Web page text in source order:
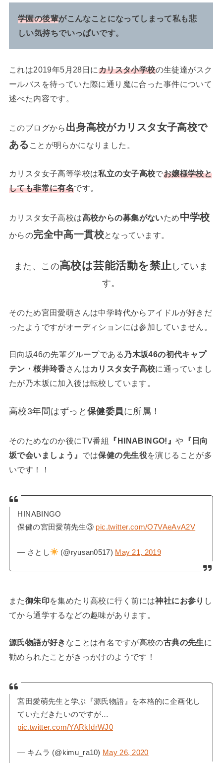
学園の後輩がこんなことになってしまって私も悲
しい気持ちでいっぱいです。
これは2019年5月28日にカリスタ小学校の生徒達がスク
ールバスを待っていた際に通り魔に合った事件について
述べた内容です。
このブログから 出身高校がカリスタ女子高校で
ある ことが明らかになりました。
カリスタ女子高等学校は私立の女子高校でお嬢様学校と
しても非常に有名です。
カリスタ女子高校は高校からの募集がないため中学校
からの完全中高一貫校となっています。
また、この高校は芸能活動を禁止 していま
す。
そのため宮田愛萌さんは中学時代からアイドルが好きだ
ったようですがオーディションには参加していません。
日向坂46の先輩グループである 乃木坂46の初代キャプ
テン・桜井玲香さんはカリスタ女子高校に通っていまし
たが乃木坂に加入後は転校しています。
高校3年間はずっと 保健委員に所属！
そのためなのか後にTV番組 『HINABINGO!』や 『日向
坂で会いましょう』 では保健の先生役を演じることが多
いです！！
HINABINGO
保健の宮田愛萌先生③ pic.twitter.com/O7VAeAvA2V
— さとし (@ryusan0517) May 21, 2019
また御朱印を集めたり高校に行く前には神社にお参り し
てから通学するなどの趣味があります。
源氏物語が好き なことは有名ですが高校の古典の先生に
勧められたことがきっかけのようです！
宮田愛萌先生と学ぶ『源氏物語』を本格的に企画化し
ていただきたいのですが…
pic.twitter.com/YARkIdrWJ0
— キムラ (@kimu_ra10) May 26, 2020